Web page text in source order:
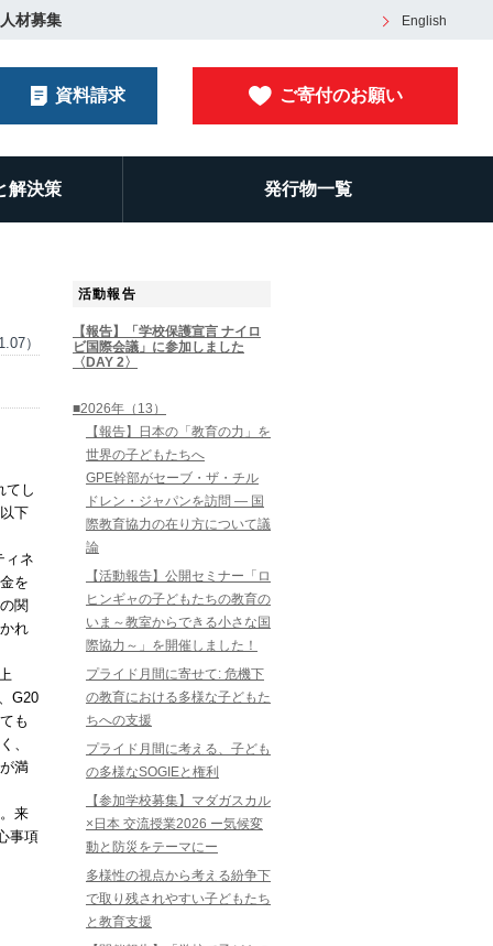
人材募集 English
資料請求 ご寄付のお願い
解決策 発行物一覧
）
てし
下
ィネ
を
関
れ
G20
も
、
満
来
事項
活動報告
【報告】「学校保護宣言 ナイロ
ビ国際会議」に参加しました
〈DAY 2〉
■2026年（13）
【報告】日本の「教育の力」を
世界の子どもたちへ
GPE幹部がセーブ・ザ・チル
ドレン・ジャパンを訪問 ― 国
際教育協力の在り方について議
論
【活動報告】公開セミナー「ロ
ヒンギャの子どもたちの教育の
いま～教室からできる小さな国
際協力～」を開催しました！
プライド月間に寄せて: 危機下
の教育における多様な子どもた
ちへの支援
プライド月間に考える、子ども
の多様なSOGIEと権利
【参加学校募集】マダガスカル
×日本 交流授業2026 ー気候変
動と防災をテーマにー
多様性の視点から考える紛争下
で取り残されやすい子どもたち
と教育支援